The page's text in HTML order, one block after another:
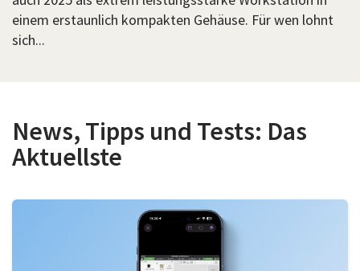
einem erstaunlich kompakten Gehäuse. Für wen lohnt
sich...
News, Tipps und Tests: Das
Aktuellste